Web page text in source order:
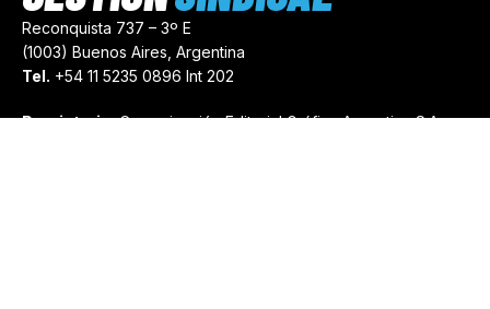
Reconquista 737 – 3º E
(1003) Buenos Aires, Argentina
Tel. +54 11 5235 0896 Int 202
Propietario:Comunicación Editorial Gráfica Argentina S.A.